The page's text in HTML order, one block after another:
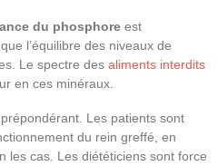
du phosphore est
l’équilibre des niveaux de
Le spectre des aliments interdits
en ces minéraux.
Les patients sont
du rein greffé, en
les cas. Les diététiciens sont force